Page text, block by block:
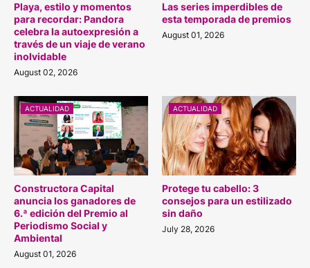
Playa, estilo y momentos
para recordar: Pandora
celebra la autoexpresión a
través de un viaje de verano
inolvidable
August 02, 2026
Las series imperdibles de
esta temporada de premios
August 01, 2026
ACTUALIDAD
Constructora Capital
anuncia los ganadores de
6.ª edición del Premio al
Periodismo Social y
Ambiental
August 01, 2026
ACTUALIDAD
Protege tu cabello: 3
consejos para un estilizado
sin daño
July 28, 2026